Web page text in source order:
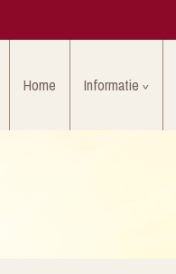
Home Informatie